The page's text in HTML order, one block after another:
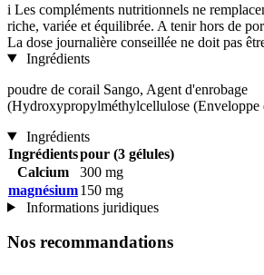
i Les compléments nutritionnels ne
riche, variée et équilibrée. A tenir hors de
La dose journalière conseillée ne doit pas
Ingrédients
poudre de corail Sango, Agent d'enrobage
(Hydroxypropylméthylcellulose (Enveloppe
Ingrédients
Ingrédientspour (3 gélules)
Calcium
300 mg
magnésium150 mg
Informations juridiques
Nos recommandations